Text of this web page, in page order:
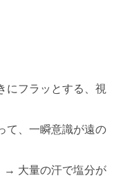
にフラッとする、視
て、一瞬意識が遠の
→ 大量の汗で塩分が